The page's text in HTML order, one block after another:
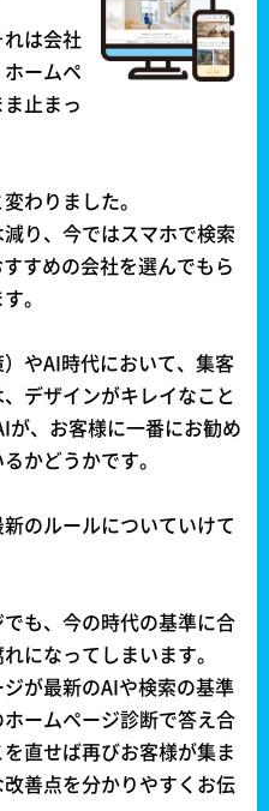
れは会社
ームペ
止まっ
わりました。
り、今ではスマホで検索
すめの会社を選んでもら
。
やAI時代において、集客
デザインがキレイなこと
が、お客様に一番にお勧め
かどうかです。
のルールについていけて
も、今の時代の基準に合
になってしまいます。
が最新のAIや検索の基準
ームページ診断で答え合
直せば再びお客様が集ま
善点を分かりやすくお伝